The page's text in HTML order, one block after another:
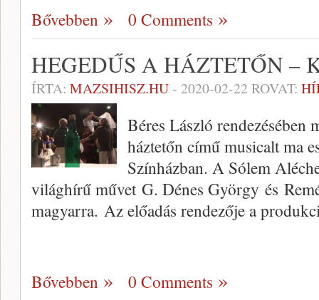
Bővebben 0 Comments
HEGEDŰS A HÁZTETŐN –
ÍRTA: MAZSIHISZ.HU- 2020-02-22 ROVAT:
Béres László rendezésében
háztetőn című musicalt ma
Színházban. A Sólem
világhírű művet G. Dénes György és
magyarra. Az előadás rendezője a
Bővebben 0 Comments